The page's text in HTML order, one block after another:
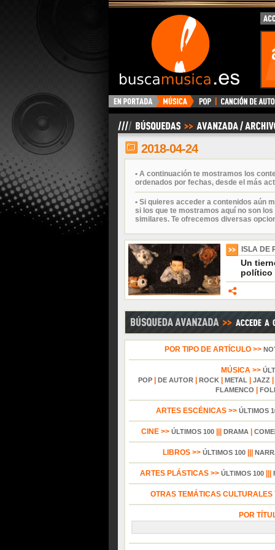
BuscaMusica.es
2018-04-24
• A continuación te mostramos los
ordenados por fechas, desde el más
• Si quieres acceder a contenidos aún
si los que te mostramos aquí no son
similares. Te ofrecemos diversas
ISLA DE
Un
político
POR TIPO DE ARTÍCULO >>
MÚSICA >>
POP| DE AUTOR| ROCK| METAL| JAZZ|
FLAMENCO
ARTES ESCÉNICAS >> ÚLTIMOS
CINE >> ÚLTIMOS 100 DRAMA
LIBROS >> ÚLTIMOS 100
ARTES PLÁSTICAS >> ÚLTIMOS 100
OTRAS TEMÁTICAS CULTURALES
POR